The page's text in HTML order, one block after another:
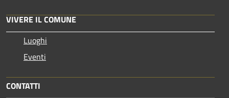
VIVERE IL COMUNE
Luoghi
Eventi
CONTATTI